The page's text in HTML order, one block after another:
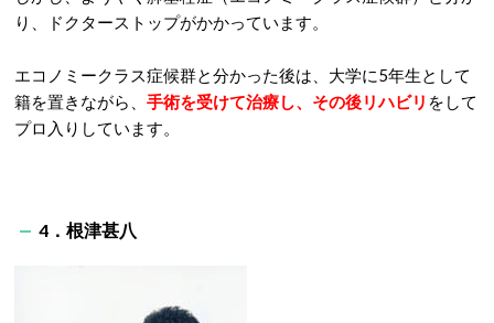
り、ドクターストップがかかっています。
エコノミークラス症候群と分かった後は、大学に5年生として
籍を置きながら、 手術を受けて治療し、その後リハビリ をして
プロ入りしています。
4．根津甚八